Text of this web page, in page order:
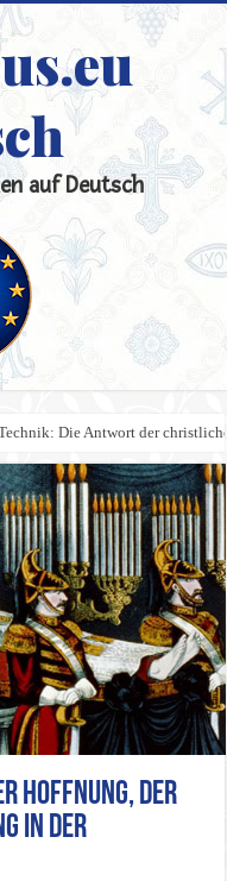
auf Deutsch
Die Antwort der
Hoffnung, der
in der